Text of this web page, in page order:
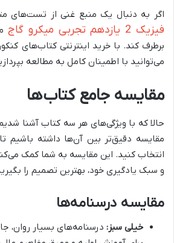
اگر به دنبال یک منبع غنی از تست‌های
فیزیک 2 یازدهم تجربی میکرو گاج
برطرف کند. با خرید اینترنتی کتاب‌های
می‌توانید با اطمینان کامل به مطالعه
مقایسه جامع کتاب‌ها
حالا که با ویژگی‌های هر سه کتاب آشنا
مقایسه دقیق‌تر بین آن‌ها داشته باشیم تا
انتخاب کنید. این مقایسه به شما کمک
و سبک یادگیری خود، بهترین تصمیم را
مقایسه درسنامه‌ها
خیلی سبز: درسنامه‌های بسیار روان،